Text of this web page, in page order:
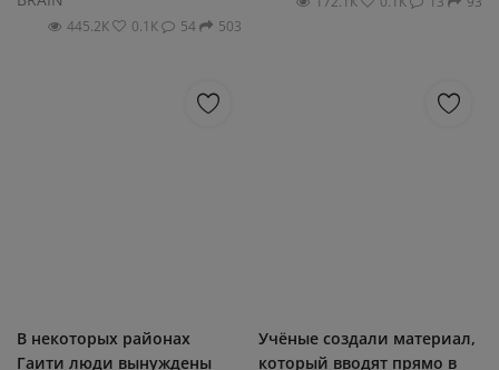
445.2К 0.1К 54 503
В некоторых районах
Гаити люди вынуждены
Учёные создали материал,
который вводят прямо в